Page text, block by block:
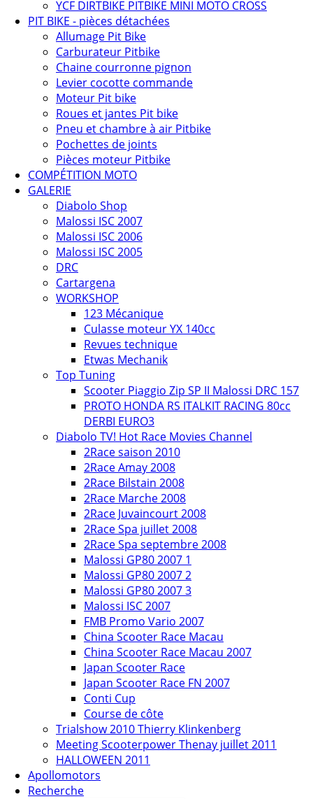
YCF DIRTBIKE PITBIKE MINI MOTO CROSS
PIT BIKE - pièces détachées
Allumage Pit Bike
Carburateur Pitbike
Chaine courronne pignon
Levier cocotte commande
Moteur Pit bike
Roues et jantes Pit bike
Pneu et chambre à air Pitbike
Pochettes de joints
Pièces moteur Pitbike
COMPÉTITION MOTO
GALERIE
Diabolo Shop
Malossi ISC 2007
Malossi ISC 2006
Malossi ISC 2005
DRC
Cartargena
WORKSHOP
123 Mécanique
Culasse moteur YX 140cc
Revues technique
Etwas Mechanik
Top Tuning
Scooter Piaggio Zip SP II Malossi DRC 157
PROTO HONDA RS ITALKIT RACING 80cc
DERBI EURO3
Diabolo TV! Hot Race Movies Channel
2Race saison 2010
2Race Amay 2008
2Race Bilstain 2008
2Race Marche 2008
2Race Juvaincourt 2008
2Race Spa juillet 2008
2Race Spa septembre 2008
Malossi GP80 2007 1
Malossi GP80 2007 2
Malossi GP80 2007 3
Malossi ISC 2007
FMB Promo Vario 2007
China Scooter Race Macau
China Scooter Race Macau 2007
Japan Scooter Race
Japan Scooter Race FN 2007
Conti Cup
Course de côte
Trialshow 2010 Thierry Klinkenberg
Meeting Scooterpower Thenay juillet 2011
HALLOWEEN 2011
Apollomotors
Recherche